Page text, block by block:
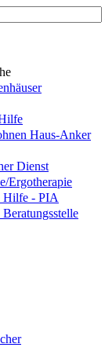
Haus-Anker
Dienst
Ergotherapie
Hilfe - PIA